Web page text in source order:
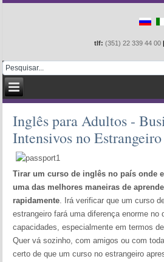
tlf: (351) 22 339 44 00 |
Inglês para Adultos -
Intensivos no Estrangeiro
Tirar um curso de inglês no país onde
uma das melhores maneiras de
rapidamente. Irá verificar que um curso
estrangeiro fará uma diferença enorme no
capacidades, especialmente em termos
Quer vá sozinho, com amigos ou com
certo de que um curso no estrangeiro